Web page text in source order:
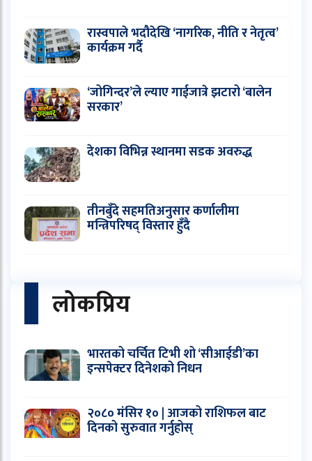
रास्वपाले भदौदेखि ‘नागरिक, नीति र नेतृत्व’
कार्यक्रम गर्दै
‘जोगिन्दर’ले ल्याए गाईजात्रे झटारो ‘बालेन
सरकार’
देशका विभिन्न स्थानमा सडक अवरुद्ध
तीनबुँदे सहमतिअनुसार कर्णालीमा
मन्त्रिपरिषद् विस्तार हुँदै
लोकप्रिय
भारतको चर्चित टिभी शो ‘सीआईडी’का
इन्सपेक्टर दिनेशको निधन
२०८० मंसिर १० | आजको राशिफल बाट
दिनको सुरुवात गर्नुहोस्